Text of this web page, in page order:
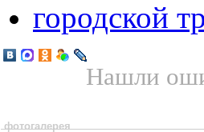
городской
Нашли
фотогалерея